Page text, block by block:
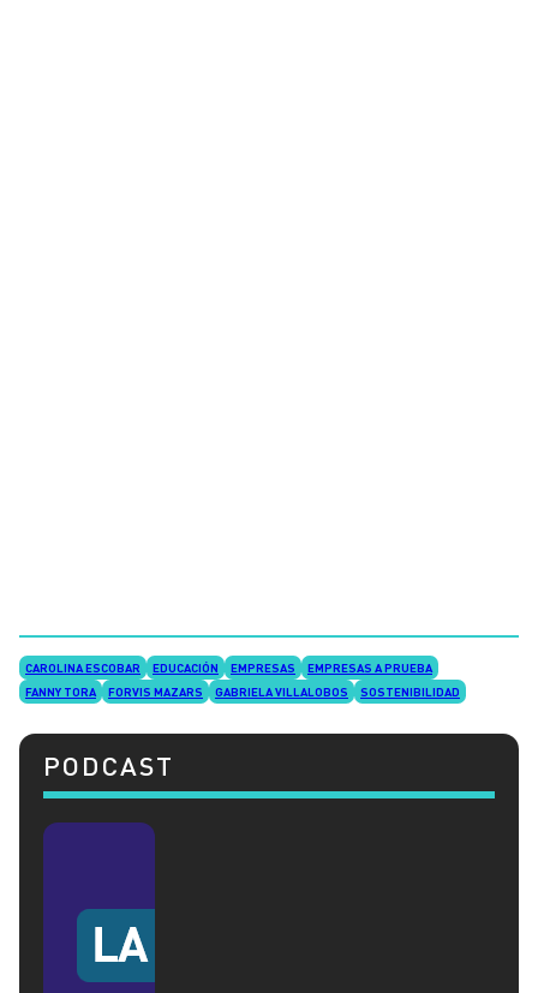
CAROLINA ESCOBAR EDUCACIÓN EMPRESAS
EMPRESAS A PRUEBA
FANNY TORA
FORVIS MAZARS GABRIELA VILLALOBOS SOSTENIBILIDAD
PODCAST